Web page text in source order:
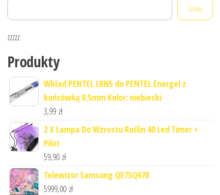
Szukaj
zzzzz
Produkty
Wkład PENTEL LRN5 do PENTEL Energel z
końcówką 0,5mm Kolor: niebieski
3,99 zł
2 X Lampa Do Wzrostu Roślin 40 Led Timer +
Pilot
59,90 zł
Telewizor Samsung QE75Q67B
5999,00 zł